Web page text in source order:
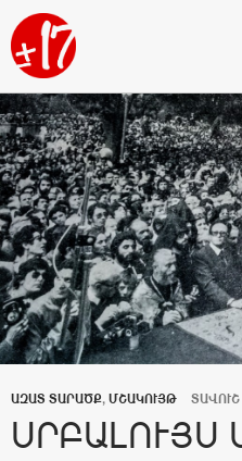
Որոնում
ԱՆՑՆԵԼ ԲՈՎԱՆԴԱԿՈՒԹՅԱՆԸ
ԱԶԱՏ ՏԱՐԱԾՔ, ՄՇԱԿՈՒՅԹ ՏԱՎՈՒՇ
ՍՐԲԱԼՈՒՅՍ